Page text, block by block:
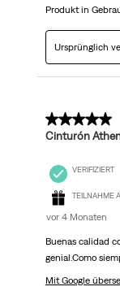
Produkt in
Ursprünglich
5 von 5
Cinturón
VERIFIZIERT
TEILNAHME
vor 4 Monaten
Buenas calidad
genial.Como
Mit Google